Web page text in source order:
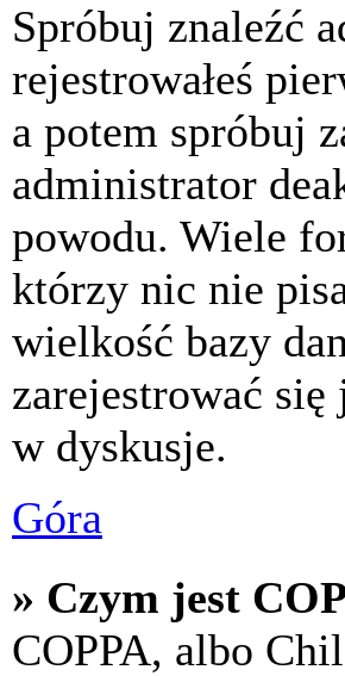
Spróbuj znaleźć
rejestrowałeś
a potem spróbuj
administrator
powodu. Wiele
którzy nic nie
wielkość bazy
zarejestrować
w dyskusje.
Góra
» Czym jest
COPPA, albo